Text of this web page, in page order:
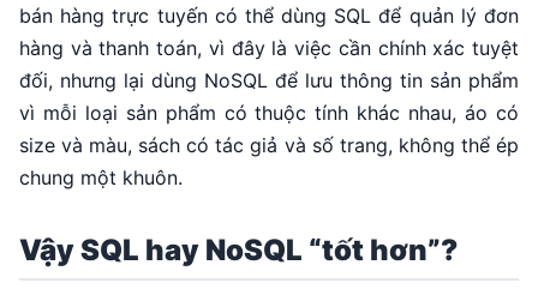
bán hàng trực tuyến có thể dùng SQL để quản lý đơn
hàng và thanh toán, vì đây là việc cần chính xác tuyệt
đối, nhưng lại dùng NoSQL để lưu thông tin sản phẩm
vì mỗi loại sản phẩm có thuộc tính khác nhau, áo có
size và màu, sách có tác giả và số trang, không thể ép
chung một khuôn.
Vậy SQL hay NoSQL “tốt hơn”?